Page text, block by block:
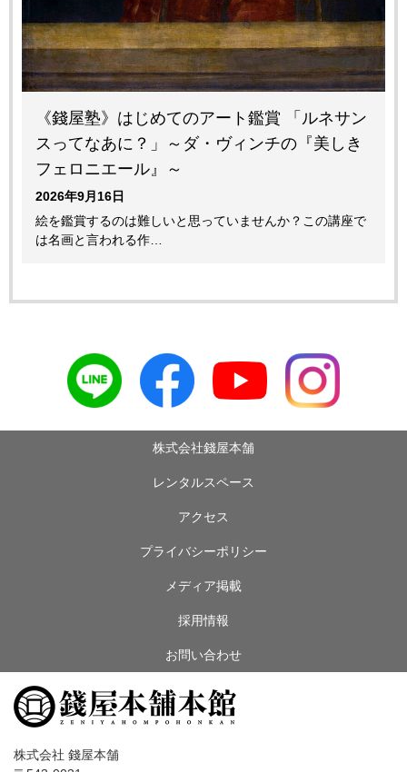
《錢屋塾》はじめてのアート鑑賞 「ルネサン
スってなあに？」～ダ・ヴィンチの『美しき
フェロニエール』～
2026年9月16日
絵を鑑賞するのは難しいと思っていませんか？この講座で
は名画と言われる作…
株式会社錢屋本舗
レンタルスペース
アクセス
プライバシーポリシー
メディア掲載
採用情報
お問い合わせ
株式会社 錢屋本舗